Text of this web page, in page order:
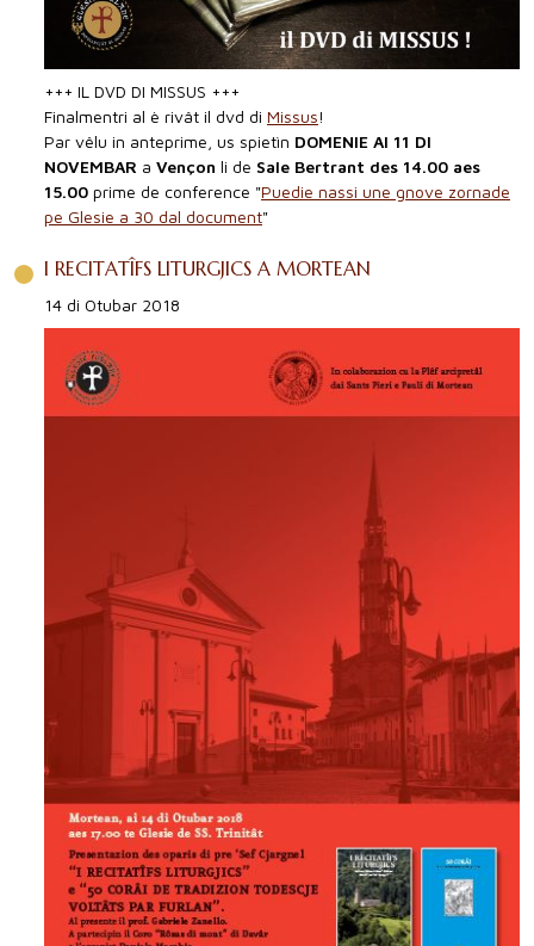
+++ IL DVD DI MISSUS +++
Finalmentri al è rivât il dvd di Missus!
Par vêlu in anteprime, us spietìn DOMENIE AI 11 DI
NOVEMBAR a Vençon li de Sale Bertrant des 14.00 aes
15.00 prime de conference "Puedie nassi une gnove zornade
pe Glesie a 30 dal document"
I RECITATÎFS LITURGJICS A MORTEAN
14 di Otubar 2018